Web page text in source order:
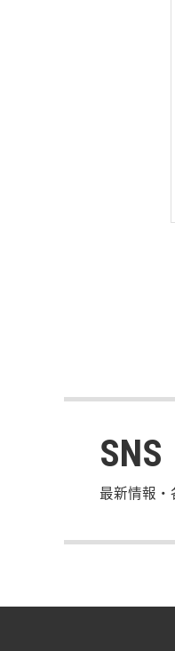
SNS
最新情報